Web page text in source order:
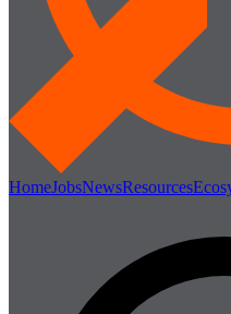
HomeJobsNewsResources